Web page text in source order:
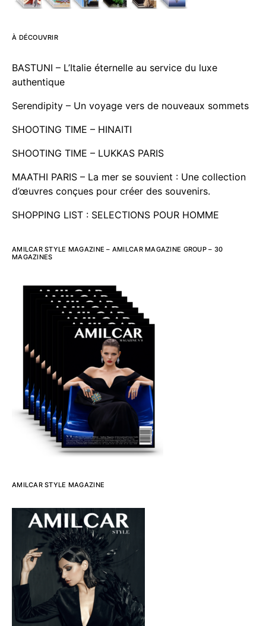
À DÉCOUVRIR
BASTUNI – L’Italie éternelle au service du luxe
authentique
Serendipity – Un voyage vers de nouveaux sommets
SHOOTING TIME – HINAITI
SHOOTING TIME – LUKKAS PARIS
MAATHI PARIS – La mer se souvient : Une collection
d’œuvres conçues pour créer des souvenirs.
SHOPPING LIST : SELECTIONS POUR HOMME
AMILCAR STYLE MAGAZINE – AMILCAR MAGAZINE GROUP – 30
MAGAZINES
AMILCAR STYLE MAGAZINE